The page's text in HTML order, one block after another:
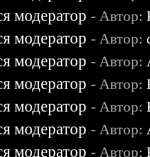
модератор - Автор:
модератор - Автор:
модератор - Автор:
модератор - Автор:
модератор - Автор:
модератор - Автор:
модератор - Автор: